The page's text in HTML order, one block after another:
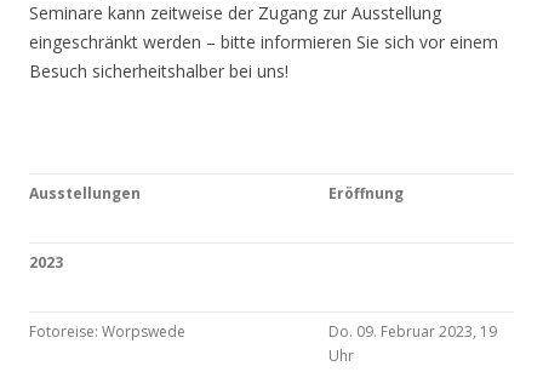
Seminare kann zeitweise der Zugang zur Ausstellung
eingeschränkt werden – bitte informieren Sie sich vor einem
Besuch sicherheitshalber bei uns!
Ausstellungen Eröffnung
2023
Fotoreise: Worpswede
Do. 09. Februar 2023, 19
Uhr